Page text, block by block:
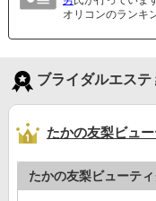
オリコンのランキ
ブライダルエス
たかの友梨ビュ
たかの友梨ビューテ